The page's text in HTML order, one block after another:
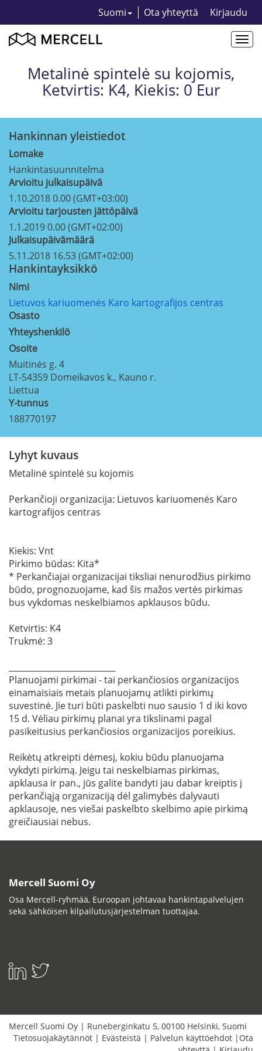
Suomi Ota yhteyttä Kirjaudu
Metalinė spintelė su kojomis,
Ketvirtis: K4, Kiekis: 0 Eur
Hankinnan yleistiedot
Lomake
Hankintasuunnitelma
Arvioitu julkaisupäivä
1.10.2018 0.00 (GMT+03:00)
Arvioitu tarjousten jättöpäivä
1.1.2019 0.00 (GMT+02:00)
Julkaisupäivämäärä
5.11.2018 16.53 (GMT+02:00)
Hankintayksikkö
Nimi
Lietuvos kariuomenės Karo kartografijos centras
Osasto
Yhteyshenkilö
Osoite
Muitinės g. 4
LT-54359 Domeikavos k., Kauno r.
Liettua
Y-tunnus
188770197
Lyhyt kuvaus
Metalinė spintelė su kojomis
Perkančioji organizacija: Lietuvos kariuomenės Karo
kartografijos centras
Kiekis: Vnt
Pirkimo būdas: Kita*
* Perkančiajai organizacijai tiksliai nenurodžius pirkimo
būdo, prognozuojame, kad šis mažos vertės pirkimas
bus vykdomas neskelbiamos apklausos būdu.
Ketvirtis: K4
Trukmė: 3
Planuojami pirkimai - tai perkančiosios organizacijos
einamaisiais metais planuojamų atlikti pirkimų
suvestinė. Jie turi būti paskelbti nuo sausio 1 d iki kovo
15 d. Vėliau pirkimų planai yra tikslinami pagal
pasikeitusius perkančiosios organizacijos poreikius.
Reikėtų atkreipti dėmesį, kokiu būdu planuojama
vykdyti pirkimą. Jeigu tai neskelbiamas pirkimas,
apklausa ir pan., jūs galite bandyti jau dabar kreiptis į
perkančiąją organizaciją dėl galimybės dalyvauti
apklausoje, nes viešai paskelbto skelbimo apie pirkimą
greičiausiai nebus.
Mercell Suomi Oy
Osa Mercell-ryhmää, Euroopan johtavaa hankintapalvelujen
sekä sähköisen kilpailutusjärjestelman tuottajaa.
Mercell Suomi Oy | Runeberginkatu 5, 00100 Helsinki, Suomi
Tietosuojakäytännöt | Evästeistä | Palvelun käyttöehdot | Ota